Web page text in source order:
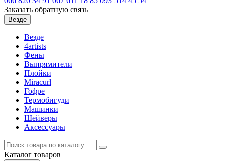
Заказать обратную связь
Везде
Везде
4artists
Фены
Выпрямители
Плойки
Miracurl
Гофре
Термобигуди
Машинки
Шейверы
Аксессуары
Каталог товаров